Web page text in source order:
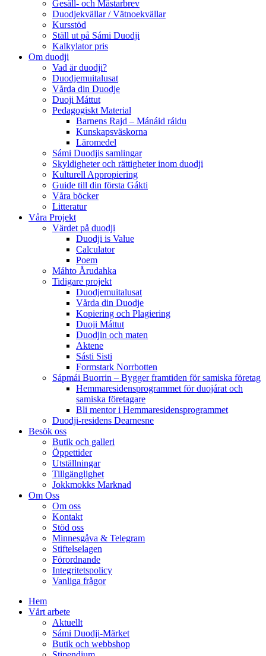
Gesäll- och Mästarbrev
Duodjekvällar / Vätnoekvällar
Kursstöd
Ställ ut på Sámi Duodji
Kalkylator pris
Om duodji
Vad är duodji?
Duodjemuitalusat
Vårda din Duodje
Duoji Máttut
Pedagogiskt Material
Barnens Rajd – Mánáid ráidu
Kunskapsväskorna
Läromedel
Sámi Duodjis samlingar
Skyldigheter och rättigheter inom duodji
Kulturell Appropiering
Guide till din första Gákti
Våra böcker
Litteratur
Våra Projekt
Värdet på duodji​
Duodji is Value
Calculator
Poem
Máhto Årudahka
Tidigare projekt
Duodjemuitalusat
Vårda din Duodje
Kopiering och Plagiering
Duoji Máttut
Duodjin och maten
Aktene
Sásti Sisti
Formstark Norrbotten
Sápmái Buorrin – Bygger framtiden för samiska företag
Hemmaresidensprogrammet för duojárat och
samiska företagare​
Bli mentor i Hemmaresidensprogrammet
Duodji-residens Dearnesne
Besök oss
Butik och galleri
Öppettider
Utställningar
Tillgänglighet
Jokkmokks Marknad
Om Oss
Om oss
Kontakt
Stöd oss
Minnesgåva & Telegram
Stiftelselagen
Förordnande
Integritetspolicy
Vanliga frågor
Hem
Vårt arbete
Aktuellt
Sámi Duodji-Märket
Butik och webbshop